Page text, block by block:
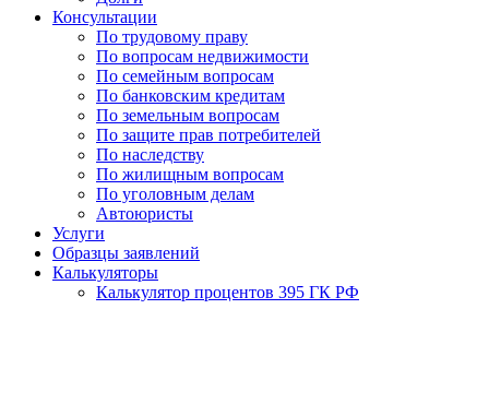
Консультации
По трудовому праву
По вопросам недвижимости
По семейным вопросам
По банковским кредитам
По земельным вопросам
По защите прав потребителей
По наследству
По жилищным вопросам
По уголовным делам
Автоюристы
Услуги
Образцы заявлений
Калькуляторы
Калькулятор процентов 395 ГК РФ